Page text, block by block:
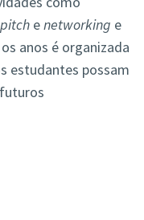
pitch enetworking e
anos é organizada
estudantes possam